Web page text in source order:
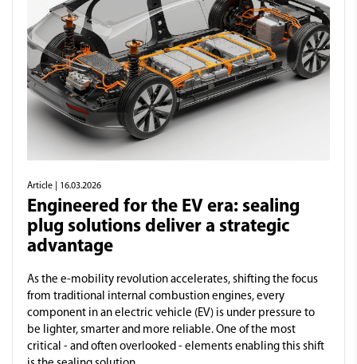
Article | 16.03.2026
Engineered for the EV era: sealing
plug solutions deliver a strategic
advantage
As the e-mobility revolution accelerates, shifting the focus
from traditional internal combustion engines, every
component in an electric vehicle (EV) is under pressure to
be lighter, smarter and more reliable. One of the most
critical - and often overlooked - elements enabling this shift